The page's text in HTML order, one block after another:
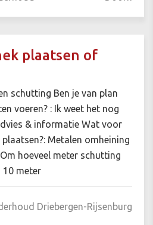
plaatsen of
schutting Ben je van plan
voeren? : Ik weet het nog
& informatie Wat voor
Metalen omheining
hoeveel meter schutting
10 meter
Driebergen-Rijsenburg